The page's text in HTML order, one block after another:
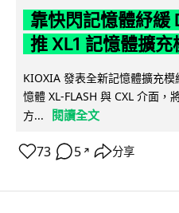
靠快閃記憶體紓緩
推 XL1 記憶體擴充
KIOXIA 發表全新記憶體擴充
憶體 XL-FLASH 與 CXL 介面
方...
閱讀全文
73 5 ↗ 分享